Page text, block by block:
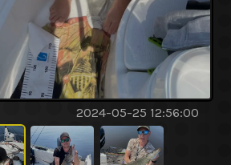
2024-05-25 12:56:00